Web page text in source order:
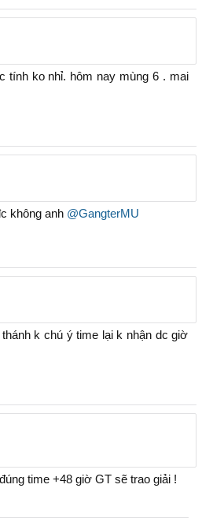
tính ko nhỉ. hôm nay mùng 6 . mai
không anh @GangterMU
k chú ý time lại k nhận dc giờ
time +48 giờ GT sẽ trao giải !